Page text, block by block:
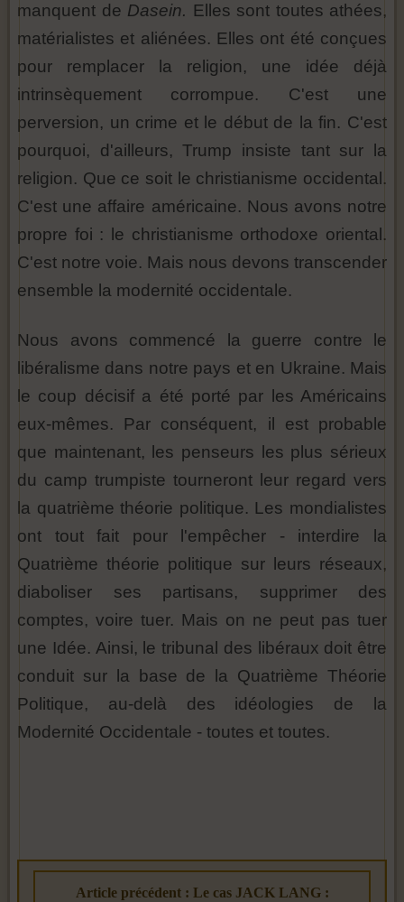
manquent de Dasein. Elles sont toutes athées,
matérialistes et aliénées. Elles ont été conçues
pour remplacer la religion, une idée déjà
intrinsèquement corrompue. C'est une
perversion, un crime et le début de la fin. C'est
pourquoi, d'ailleurs, Trump insiste tant sur la
religion. Que ce soit le christianisme occidental.
C'est une affaire américaine. Nous avons notre
propre foi : le christianisme orthodoxe oriental.
C'est notre voie. Mais nous devons transcender
ensemble la modernité occidentale.
Nous avons commencé la guerre contre le
libéralisme dans notre pays et en Ukraine. Mais
le coup décisif a été porté par les Américains
eux-mêmes. Par conséquent, il est probable
que maintenant, les penseurs les plus sérieux
du camp trumpiste tourneront leur regard vers
la quatrième théorie politique. Les mondialistes
ont tout fait pour l'empêcher - interdire la
Quatrième théorie politique sur leurs réseaux,
diaboliser ses partisans, supprimer des
comptes, voire tuer. Mais on ne peut pas tuer
une Idée. Ainsi, le tribunal des libéraux doit être
conduit sur la base de la Quatrième Théorie
Politique, au-delà des idéologies de la
Modernité Occidentale - toutes et toutes.
Article précédent : Le cas JACK LANG :